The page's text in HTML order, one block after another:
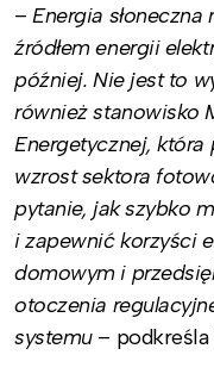
– Energia
źródłem energii
później. Nie jest to
również stanowisko
Energetycznej, która
wzrost sektora
pytanie, jak szybko
i zapewnić korzyści
domowym i
otoczenia
systemu – podkreśla